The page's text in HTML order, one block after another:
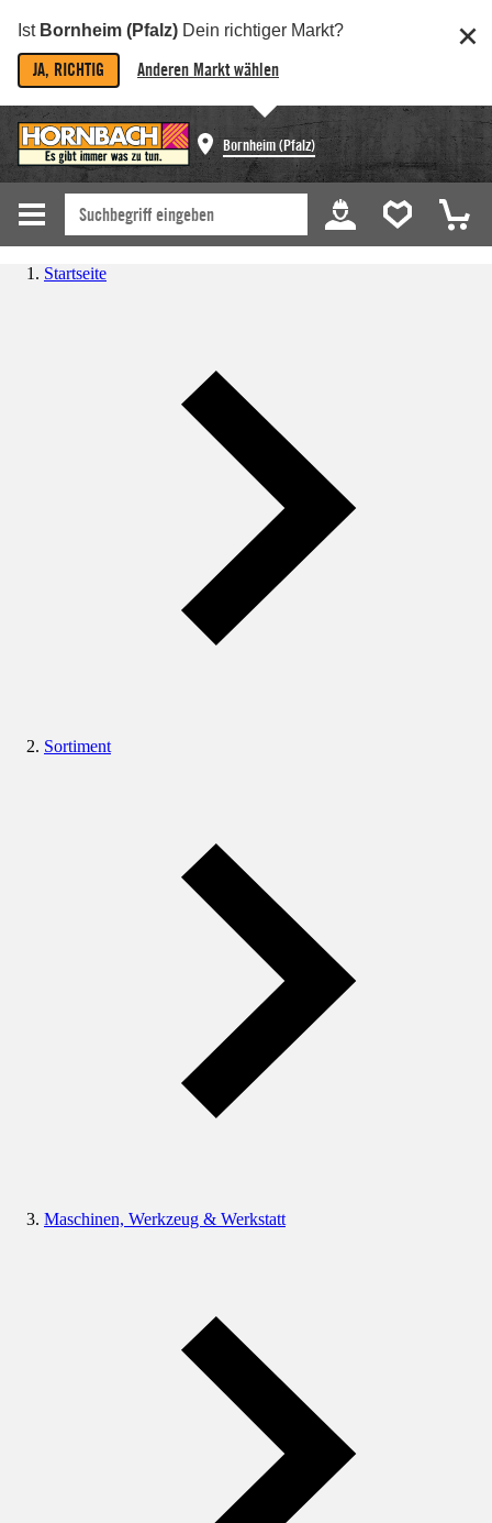
Ist Bornheim (Pfalz) Dein richtiger Markt?
JA, RICHTIG Anderen Markt wählen
Bornheim (Pfalz)
Startseite
Sortiment
Maschinen, Werkzeug & Werkstatt